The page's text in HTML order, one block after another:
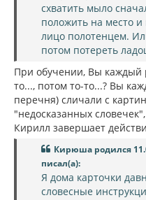
схватить мыло
положить на место
лицо полотенцем.
потом потереть
При обучении, Вы каждый
то..., потом то-то...? Вы
перечня) сличали с
"недосказанных
Кирилл завершает
Кирюша родился
писал(а):
Я дома карточки
словесные